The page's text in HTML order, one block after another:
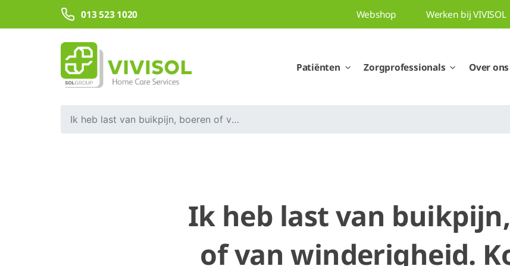
Overslaan en naar hoofdinhoud gaan
013 523 1020 Webshop Werken bij VIVISOL
Patiënten Zorgprofessionals Over ons
Ik heb last van buikpijn, boeren of van winderigheid. Komt dit door mijn PAP-apparaat?
Ik heb last van
of van winderigheid.